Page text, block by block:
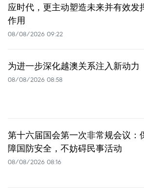
应时代，更主动塑造未来并有效发
作用
08/08/2026 09:22
为进一步深化越澳关系注入新动力
08/08/2026 08:58
第十六届国会第一次非常规会议：
障国防安全，不妨碍民事活动
08/08/2026 08:16